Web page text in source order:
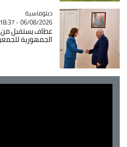
Catégorie
دبلوماسية
06/08/2026 - 18:37
عطاف يستقبل من
الجمهورية